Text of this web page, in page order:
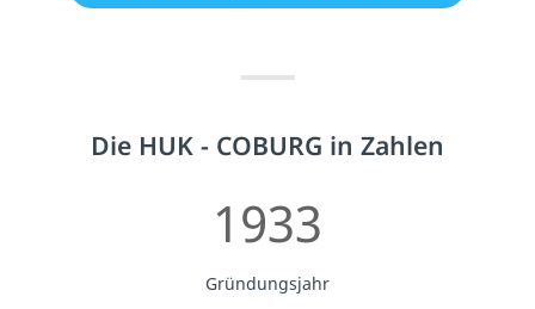
Die HUK - COBURG in Zahlen
1933
Gründungsjahr